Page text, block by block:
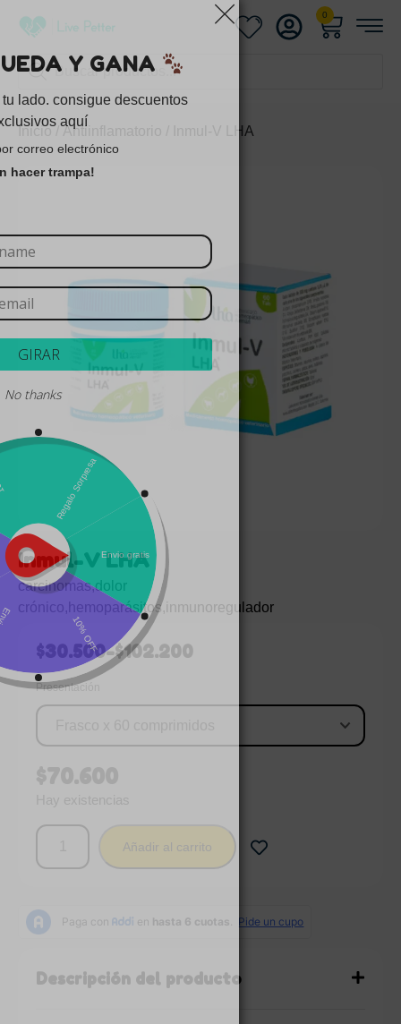
0
Inicio/Antiinflamatorio / Inmul-V LHA
Inmul-V LHA
carcinomas,dolor
crónico, hemoparásitos,inmunoregulador
$30.500-$102.200
Presentación
Añadir al carrito
Descripción del producto
GIRA LA RUEDA Y GANA
La suerte está de tu lado. consigue descuentos
1 giro por correo electrónico
Never Remind later No thanks